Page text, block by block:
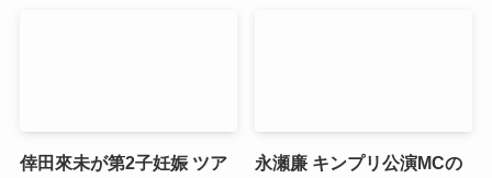
倖田來未が第2子妊娠 ツア
永瀬廉 キンプリ公演MCの